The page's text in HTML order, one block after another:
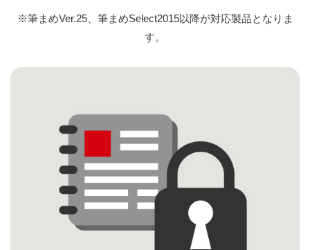
※筆まめVer.25、筆まめSelect2015以降が対応製品となりま
す。